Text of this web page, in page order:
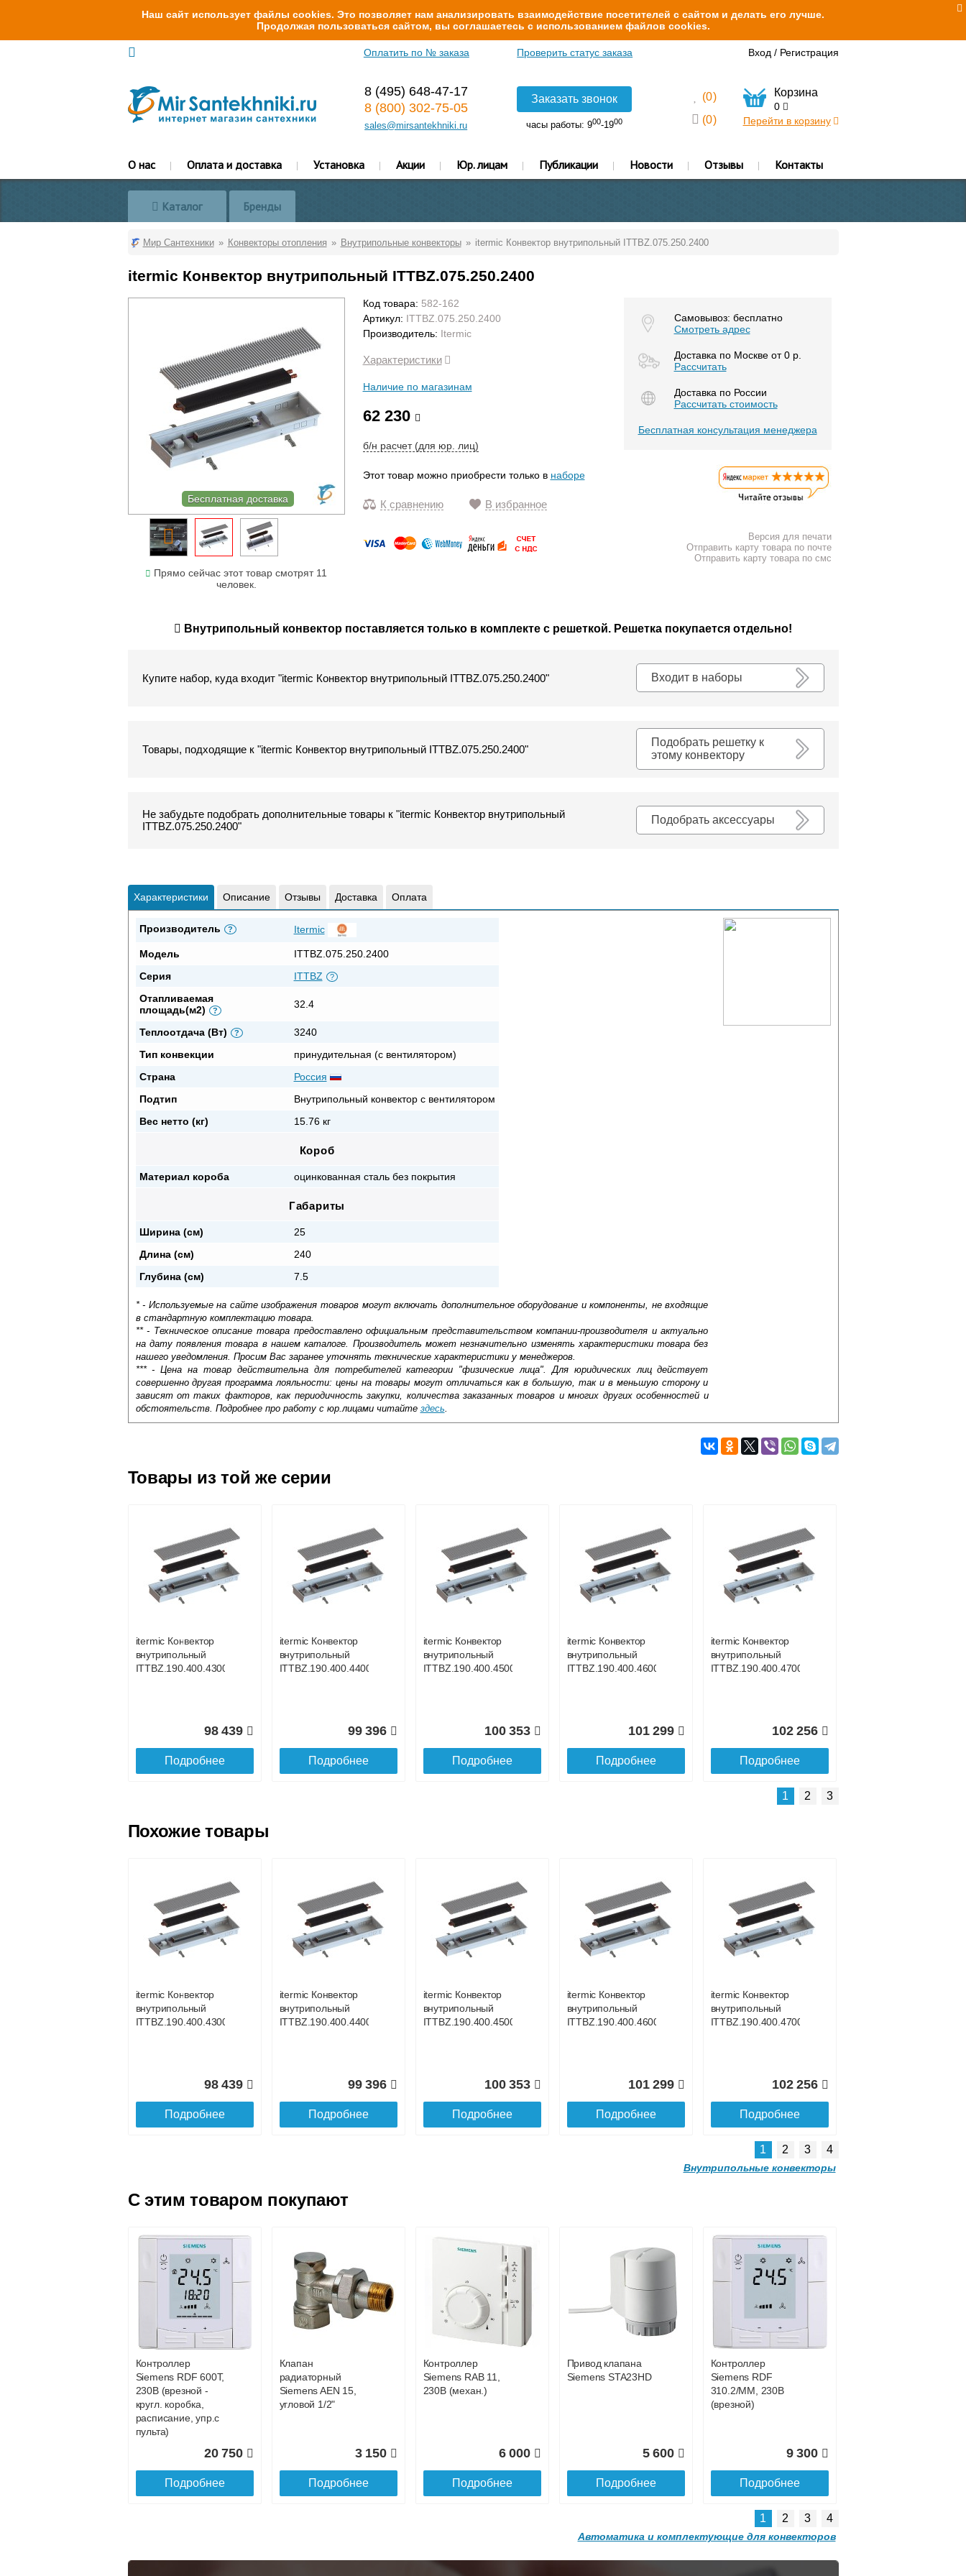
Наш сайт использует файлы cookies. Это позволяет нам анализировать взаимодействие посетителей с сайтом и делать его лучше.
Продолжая пользоваться сайтом, вы соглашаетесь с использованием файлов cookies.
Оплатить по № заказа Проверить статус заказа Вход / Регистрация
8 (495) 648-47-17
8 (800) 302-75-05
sales@mirsantekhniki.ru
Заказать звонок
часы работы: 900-1900
(0)
(0)
Корзина
0
Перейти в корзину
О нас Оплата и доставка Установка Акции Юр. лицам Публикации Новости Отзывы Контакты
Каталог Бренды
Мир Сантехники Конвекторы отопления Внутрипольные конвекторы itermic Конвектор внутрипольный ITTBZ.075.250.2400
itermic Конвектор внутрипольный ITTBZ.075.250.2400
Бесплатная доставка
Прямо сейчас этот товар смотрят 11
человек.
Код товара: 582-162
Артикул: ITTBZ.075.250.2400
Производитель: Itermic
Характеристики
Наличие по магазинам
62 230
б/н расчет (для юр. лиц)
Этот товар можно приобрести только в наборе
К сравнению В избранное
Самовывоз: бесплатно
Смотреть адрес
Доставка по Москве от 0 р.
Расcчитать
Доставка по России
Рассчитать стоимость
Бесплатная консультация менеджера
Версия для печати
Отправить карту товара по почте
Отправить карту товара по смс
Внутрипольный конвектор поставляется только в комплекте с решеткой. Решетка покупается отдельно!
Входит в наборы
Купите набор, куда входит "itermic Конвектор внутрипольный ITTBZ.075.250.2400"
Подобрать решетку к
этому конвектору
Товары, подходящие к "itermic Конвектор внутрипольный ITTBZ.075.250.2400"
Подобрать аксессуары
Не забудьте подобрать дополнительные товары к "itermic Конвектор внутрипольный
ITTBZ.075.250.2400"
Характеристики Описание Отзывы Доставка Оплата
Производитель ? Itermic
Модель
ITTBZ.075.250.2400
Серия
ITTBZ ?
Отапливаемая
площадь(м2)
?
32.4
Теплоотдача (Вт) ?
3240
Тип конвекции
принудительная (с вентилятором)
Страна
Россия
Подтип
Внутрипольный конвектор с вентилятором
Вес нетто (кг)
15.76 кг
Короб
Материал короба оцинкованная сталь без покрытия
Габариты
Ширина (см)
25
Длина (см)
240
Глубина (см)
7.5
* - Используемые на сайте изображения товаров могут включать дополнительное оборудование и компоненты, не входящие
в стандартную комплектацию товара.
** - Техническое описание товара предоставлено официальным представительством компании-производителя и актуально
на дату появления товара в нашем каталоге. Производитель может незначительно изменять характеристики товара без
нашего уведомления. Просим Вас заранее уточнять технические характеристики у менеджеров.
*** - Цена на товар действительна для потребителей категории "физические лица". Для юридических лиц действует
совершенно другая программа лояльности: цены на товары могут отличаться как в большую, так и в меньшую сторону и
зависят от таких факторов, как периодичность закупки, количества заказанных товаров и многих других особенностей и
обстоятельств. Подробнее про работу с юр.лицами читайте здесь
Доставка сантехники по Москве и Московской области
Подъем на этаж.
до подъезда
Доставка в регионы России.
Подробнее о доставке
Возможные способы оплаты:
Интернет-деньгами (Yandex-деньги, Web-money, Qiwi-кошельки и другие).
Безналичный расчёт (возможно и с НДС)подробнее...
Подробнее об оплате
Товары из той же серии
itermic Конвектор
внутрипольный
ITTBZ.190.400.4300
98 439
Подробнее
itermic Конвектор
внутрипольный
ITTBZ.190.400.4400
99 396
Подробнее
itermic Конвектор
внутрипольный
ITTBZ.190.400.4500
100 353
Подробнее
itermic Конвектор
внутрипольный
ITTBZ.190.400.4600
101 299
Подробнее
itermic Конвектор
внутрипольный
ITTBZ.190.400.4700
102 256
Подробнее
itermic Конвектор
внутрипольный
ITTBZ.190.400.4800
103 213
itermic Конвектор
внутрипольный
ITTBZ.190.400.4900
104 159
itermic Конвектор
внутрипольный
ITTBZ.190.400.3100
70 631
itermic Конвектор
внутрипольный
ITTBZ.190.400.3200
72 204
itermic Конвектор
внутрипольный
ITTBZ.190.400.3300
77 968
ITTBZ.190.400.3400
78 925
Подробнее
itermic Конвектор
79 871
Подробнее
ITTBZ.190.400.3600
80 828
Подробнее
81 785
Подробнее
ITTBZ.190.400.3800
82 742
Подробнее
1 2 3
Похожие товары
itermic Конвектор
внутрипольный
ITTBZ.190.400.4300
98 439
Подробнее
itermic Конвектор
внутрипольный
ITTBZ.190.400.4400
99 396
Подробнее
itermic Конвектор
внутрипольный
ITTBZ.190.400.4500
100 353
Подробнее
itermic Конвектор
внутрипольный
ITTBZ.190.400.4600
101 299
Подробнее
itermic Конвектор
внутрипольный
ITTBZ.190.400.4700
102 256
Подробнее
itermic Конвектор
внутрипольный
ITTBZ.190.400.4800
Подробнее
itermic Конвектор
внутрипольный
ITTBZ.190.400.4900
Подробнее
itermic Конвектор
внутрипольный
ITTBZ.190.400.3100
Подробнее
itermic Конвектор
внутрипольный
ITTBZ.190.400.3200
72 204
itermic Конвектор
ITTBZ.190.400.3300
Подробнее
itermic Конвектор
itermic Конвектор
itermic Конвектор
itermic Конвектор
itermic Конвектор
1 2 3 4
Внутрипольные конвекторы
C этим товаром покупают
Контроллер
Siemens RDF 600Т,
230В (врезной -
кругл. коробка,
расписание, упр.с
пульта)
20 750
Подробнее
Клапан
радиаторный
Siemens AEN 15,
угловой 1/2"
3 150
Подробнее
Контроллер
Siemens RAB 11,
230В (механ.)
6 000
Подробнее
Привод клапана
Siemens STA23HD
5 600
Подробнее
Контроллер
Siemens RDF
310.2/MM, 230В
(врезной)
9 300
Подробнее
1 2 3 4
Автоматика и комплектующие для конвекторов